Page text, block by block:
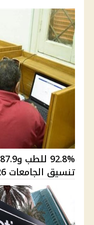
تنسيق الجامعات 2026 وأماكن المرحلة ...